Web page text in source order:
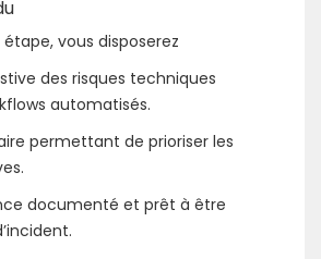
vous disposerez
des risques techniques
automatisés.
permettant de prioriser les
documenté et prêt à être